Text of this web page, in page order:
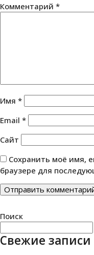
Комментарий *
Имя *
Email *
Сайт
Сохранить моё имя,
браузере для
Поиск
Свежие записи